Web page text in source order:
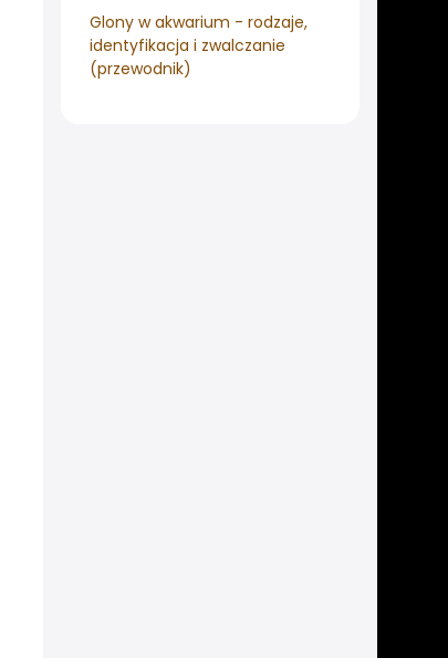
Glony w akwarium - rodzaje,
identyfikacja i zwalczanie
(przewodnik)